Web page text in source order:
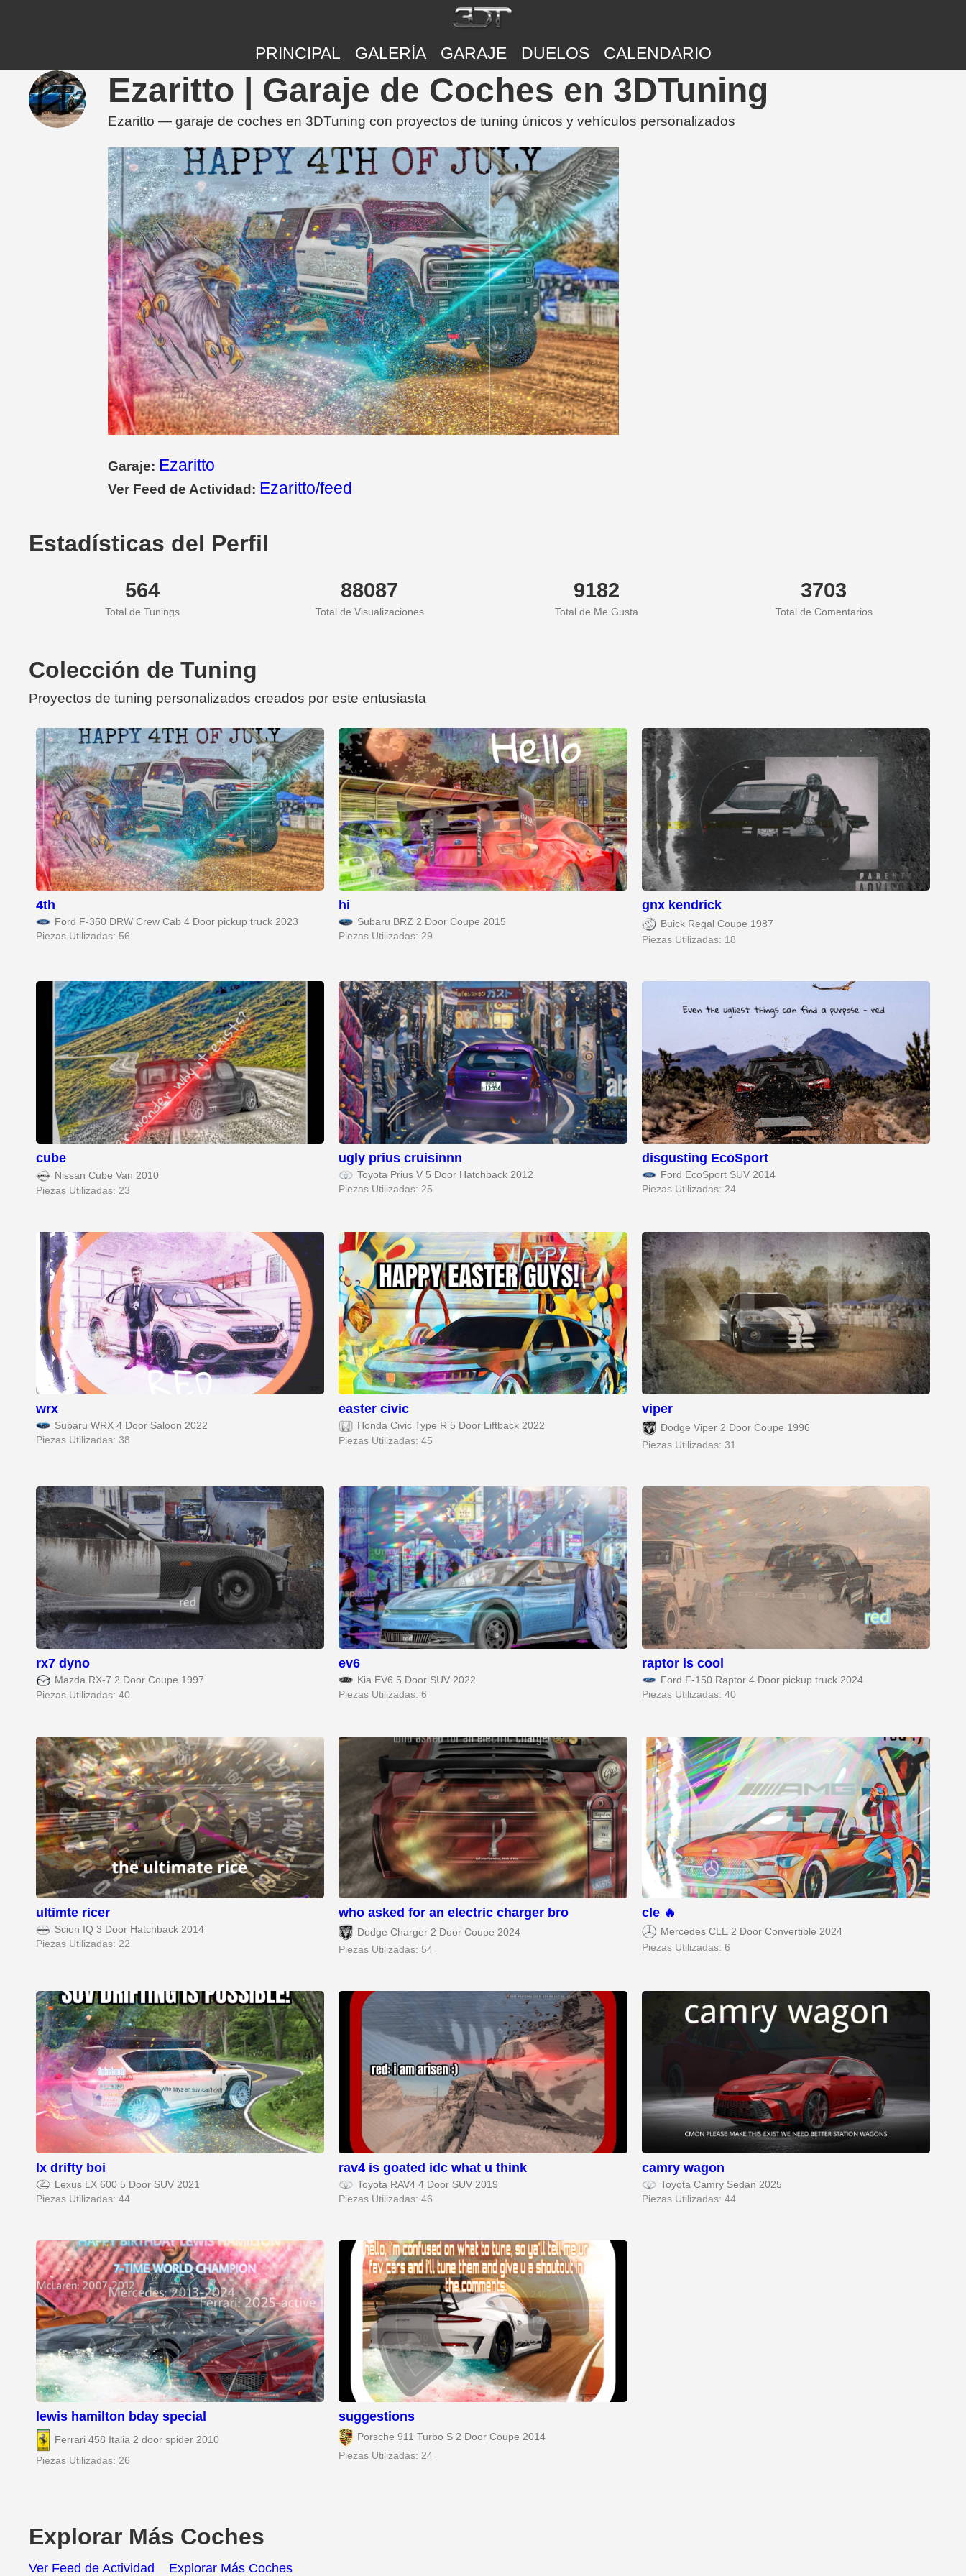
PRINCIPAL GALERÍA GARAJE DUELOS CALENDARIO
Ezaritto | Garaje de Coches en 3DTuning
Ezaritto — garaje de coches en 3DTuning con proyectos de tuning únicos y vehículos personalizados
Garaje: Ezaritto
Ver Feed de Actividad: Ezaritto/feed
Estadísticas del Perfil
564
Total de Tunings
88087
Total de Visualizaciones
9182
Total de Me Gusta
3703
Total de Comentarios
Colección de Tuning
Proyectos de tuning personalizados creados por este entusiasta
4th
Ford F-350 DRW Crew Cab 4 Door pickup truck 2023
Piezas Utilizadas: 56
hi
Subaru BRZ 2 Door Coupe 2015
Piezas Utilizadas: 29
gnx kendrick
Buick Regal Coupe 1987
Piezas Utilizadas: 18
cube
Nissan Cube Van 2010
Piezas Utilizadas: 23
ugly prius cruisinnn
Toyota Prius V 5 Door Hatchback 2012
Piezas Utilizadas: 25
disgusting EcoSport
Ford EcoSport SUV 2014
Piezas Utilizadas: 24
wrx
Subaru WRX 4 Door Saloon 2022
Piezas Utilizadas: 38
easter civic
Honda Civic Type R 5 Door Liftback 2022
Piezas Utilizadas: 45
viper
Dodge Viper 2 Door Coupe 1996
Piezas Utilizadas: 31
rx7 dyno
Mazda RX-7 2 Door Coupe 1997
Piezas Utilizadas: 40
ev6
Kia EV6 5 Door SUV 2022
Piezas Utilizadas: 6
raptor is cool
Ford F-150 Raptor 4 Door pickup truck 2024
Piezas Utilizadas: 40
ultimte ricer
Scion IQ 3 Door Hatchback 2014
Piezas Utilizadas: 22
who asked for an electric charger bro
Dodge Charger 2 Door Coupe 2024
Piezas Utilizadas: 54
cle 🔥
Mercedes CLE 2 Door Convertible 2024
Piezas Utilizadas: 6
lx drifty boi
Lexus LX 600 5 Door SUV 2021
Piezas Utilizadas: 44
rav4 is goated idc what u think
Toyota RAV4 4 Door SUV 2019
Piezas Utilizadas: 46
camry wagon
Toyota Camry Sedan 2025
Piezas Utilizadas: 44
lewis hamilton bday special
Ferrari 458 Italia 2 door spider 2010
Piezas Utilizadas: 26
suggestions
Porsche 911 Turbo S 2 Door Coupe 2014
Piezas Utilizadas: 24
Explorar Más Coches
Ver Feed de Actividad Explorar Más Coches